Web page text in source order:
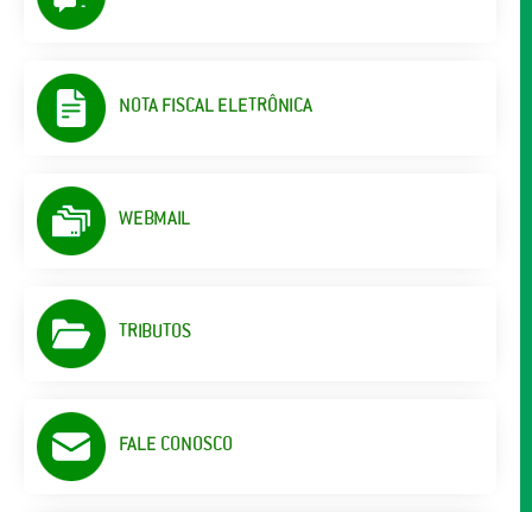
NOTA FISCAL ELETRÔNICA
WEBMAIL
TRIBUTOS
FALE CONOSCO